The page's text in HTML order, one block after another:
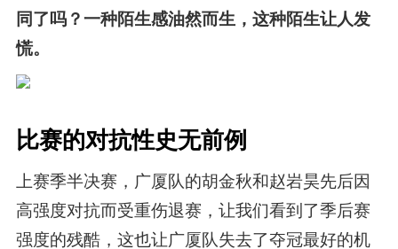
同了吗？一种陌生感油然而生，这种陌生让人发
慌。
比赛的对抗性史无前例
上赛季半决赛，广厦队的胡金秋和赵岩昊先后因
高强度对抗而受重伤退赛，让我们看到了季后赛
强度的残酷，这也让广厦队失去了夺冠最好的机